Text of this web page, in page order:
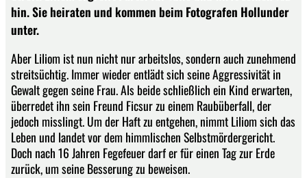
hin. Sie heiraten und kommen beim Fotografen Hollunder
unter.
Aber Liliom ist nun nicht nur arbeitslos, sondern auch zunehmend
streitsüchtig. Immer wieder entlädt sich seine Aggressivität in
Gewalt gegen seine Frau. Als beide schließlich ein Kind erwarten,
überredet ihn sein Freund Ficsur zu einem Raubüberfall, der
jedoch misslingt. Um der Haft zu entgehen, nimmt Liliom sich das
Leben und landet vor dem himmlischen Selbstmördergericht.
Doch nach 16 Jahren Fegefeuer darf er für einen Tag zur Erde
zurück, um seine Besserung zu beweisen.